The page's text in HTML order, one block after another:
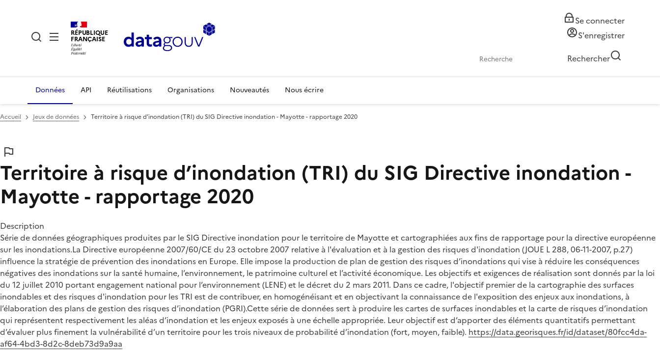
RÉPUBLIQUE
FRANÇAISE
Se connecter
S'enregistrer
Rechercher
Données API Réutilisations Organisations Nouveautés Nous écrire
Accueil Jeux de données Territoire à risque d’inondation (TRI) du SIG Directive inondation - Mayotte - rapportage 2020
Territoire à risque d’inondation (TRI) du SIG Directive inondation -
Mayotte - rapportage 2020
Description
Série de données géographiques produites par le SIG Directive inondation pour le territoire de Mayotte et cartographiées aux fins de rapportage pour la directive européenne
sur les inondations.La Directive européenne 2007/60/CE du 23 octobre 2007 relative à l'évaluation et à la gestion des risques d'inondation (JOUE L 288, 06-11-2007, p.27)
influence la stratégie de prévention des inondations en Europe. Elle impose la production de plan de gestion des risques d’inondations qui vise à réduire les conséquences
négatives des inondations sur la santé humaine, l’environnement, le patrimoine culturel et l’activité économique. Les objectifs et exigences de réalisation sont donnés par la loi
du 12 juillet 2010 portant engagement national pour l’environnement (LENE) et le décret du 2 mars 2011. Dans ce cadre, l'objectif premier de la cartographie des surfaces
inondables et des risques d'inondation pour les TRI est de contribuer, en homogénéisant et en objectivant la connaissance de l'exposition des enjeux aux inondations, à
l’élaboration des plans de gestion des risques d’inondation (PGRI).Cette série de données sert à produire les cartes de surfaces inondables et la carte de risques d’inondation
qui représentent respectivement les aléas d’inondation et les enjeux exposés à une échelle appropriée. Leur objectif est d’apporter des éléments quantitatifs permettant
d’évaluer plus finement la vulnérabilité d’un territoire pour les trois niveaux de probabilité d’inondation (fort, moyen, faible). https://data.georisques.fr/id/dataset/80fcc4da-
af64-4bd3-8d2c-8deb73d9a9aa